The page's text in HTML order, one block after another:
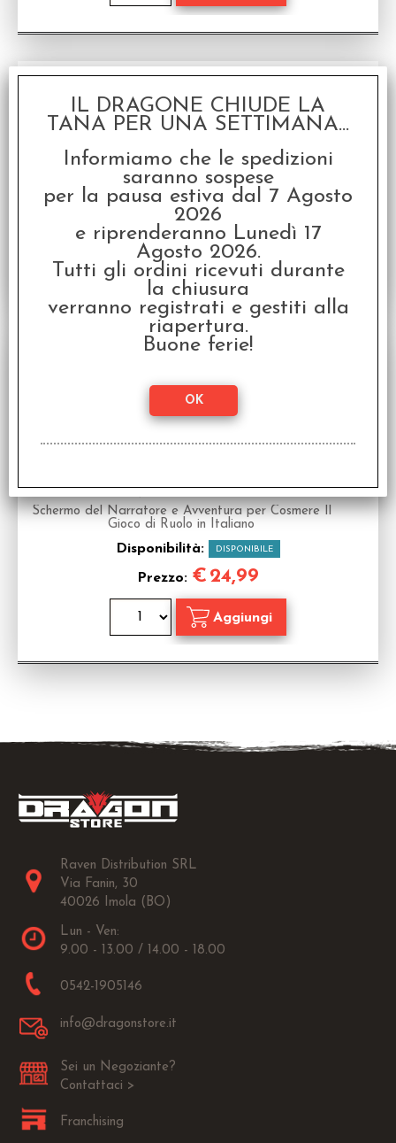
Cosmere® Il Gioco di Ruolo - Il Primo Passo
Accessorio Scaricabile Gratuitamente in italiano
per Cosmere® Il Gioco di Ruolo
Disponibilità: NON DISPONIBILE
Schermo del Narratore e Avventura per Cosmere Il
Gioco di Ruolo in Italiano
Disponibilità: DISPONIBILE
Prezzo: € 24,99
Raven Distribution SRL
Via Fanin, 30
40026 Imola (BO)
Lun - Ven:
9.00 - 13.00 / 14.00 - 18.00
0542-1905146
info@dragonstore.it
Sei un Negoziante?
Contattaci >
Franchising
IL DRAGONE CHIUDE LA
TANA PER UNA SETTIMANA...
Informiamo che le spedizioni
saranno sospese
per la pausa estiva dal 7 Agosto
2026
e riprenderanno Lunedì 17
Agosto 2026.
Tutti gli ordini ricevuti durante
la chiusura
verranno registrati e gestiti alla
riapertura.
Buone ferie!